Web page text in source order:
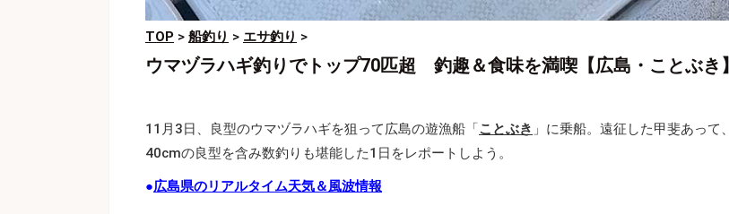
TOP > 船釣り > エサ釣り >
ウマヅラハギ釣りでトップ70匹超 釣趣＆食味を満喫【広島・ことぶき】
11月3日、良型のウマヅラハギを狙って広島の遊漁船「ことぶき 」に乗船。遠征した甲斐あって、
40cmの良型を含み数釣りも堪能した1日をレポートしよう。
●広島県のリアルタイム天気＆風波情報